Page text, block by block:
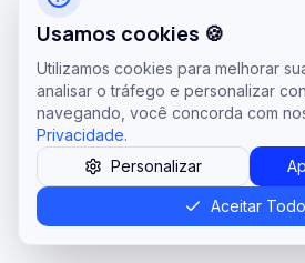
Usamos cookies 🍪
Utilizamos cookies para melhorar
analisar o tráfego e personalizar
navegando, você concorda com
Privacidade.
Personalizar
Aceitar